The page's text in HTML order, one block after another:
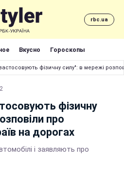
rbc.ua
Вкусно Гороскопы
фізичну силу": в мережі
фізичну
про
на дорогах
і заявляють про